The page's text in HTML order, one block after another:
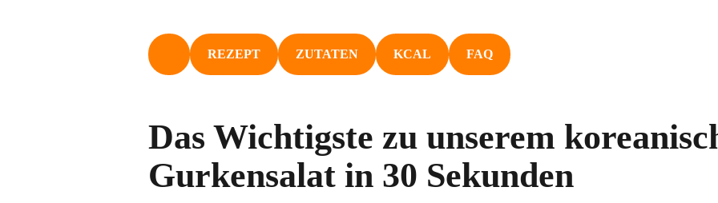
NACH OBEN
REZEPT ZUTATEN KCAL FAQ
Das Wichtigste zu unserem
Gurkensalat in 30 Sekunden